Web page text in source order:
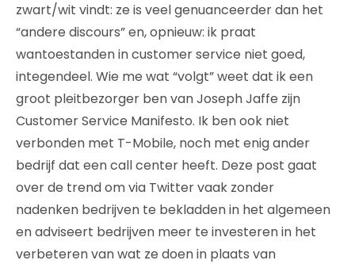
zwart/wit vindt: ze is veel genuanceerder dan het
“andere discours” en, opnieuw: ik praat
wantoestanden in customer service niet goed,
integendeel. Wie me wat “volgt” weet dat ik een
groot pleitbezorger ben van Joseph Jaffe zijn
Customer Service Manifesto. Ik ben ook niet
verbonden met T-Mobile, noch met enig ander
bedrijf dat een call center heeft. Deze post gaat
over de trend om via Twitter vaak zonder
nadenken bedrijven te bekladden in het algemeen
en adviseert bedrijven meer te investeren in het
verbeteren van wat ze doen in plaats van